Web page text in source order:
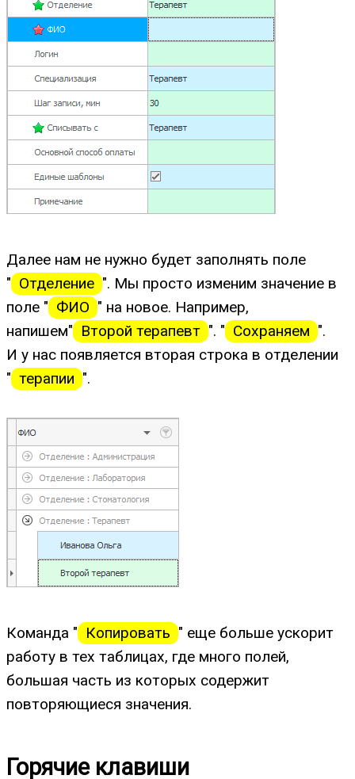
Далее нам не нужно будет заполнять поле
" Отделение ". Мы просто изменим значение в
поле " ФИО " на новое. Например,
напишем" Второй терапевт ". " Сохраняем ".
И у нас появляется вторая строка в отделении
" терапии ".
Команда " Копировать " еще больше ускорит
работу в тех таблицах, где много полей,
большая часть из которых содержит
повторяющиеся значения.
Горячие клавиши